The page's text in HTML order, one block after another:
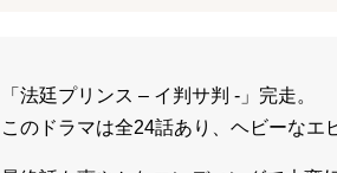
「法廷プリンス – イ判サ判 -」完走。
このドラマは全24話あり、ヘビーなエ